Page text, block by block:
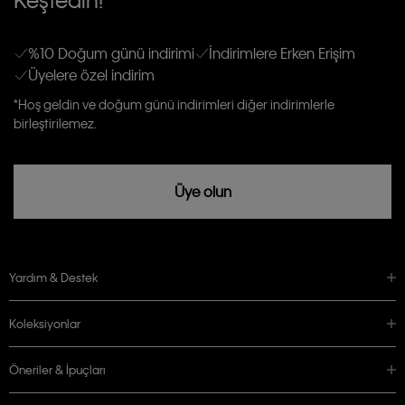
gönderileceğinin ve güncel ürün, kampanyalarla alakalı her türlü iletişim yoluyla;
Erkek
Kişiye özel ticari elektronik iletilerini almak için Açık Onay
veriyorum.
Aydınlatma Metni’niokuduğumu kabul ediyorum.
Calvin Klein tarafından kişisel verilerimin yurtdışına aktarılmasına açık
rızam vardır
%10 Doğum günü indirimi
İndirimlere Erken Erişim
Üyelere özel indirim
*Hoş geldin ve doğum günü indirimleri diğer indirimlerle
birleştirilemez.
Üye olun
Yardım & Destek
Koleksiyonlar
Öneriler & İpuçları